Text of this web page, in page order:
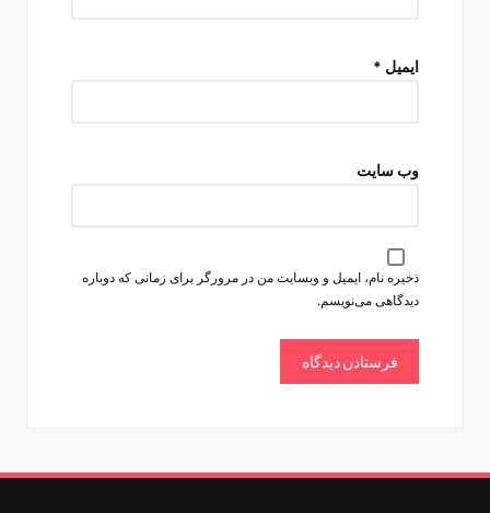
ایمیل *
وب‌ سایت
ذخیره نام، ایمیل و وبسایت من در مرورگر برای زمانی که دوباره
دیدگاهی می‌نویسم.